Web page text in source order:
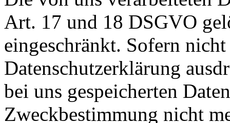
Art. 17 und 18 DSGVO
eingeschränkt. Sofern
Datenschutzerklärung
bei uns gespeicherten
Zweckbestimmung nicht